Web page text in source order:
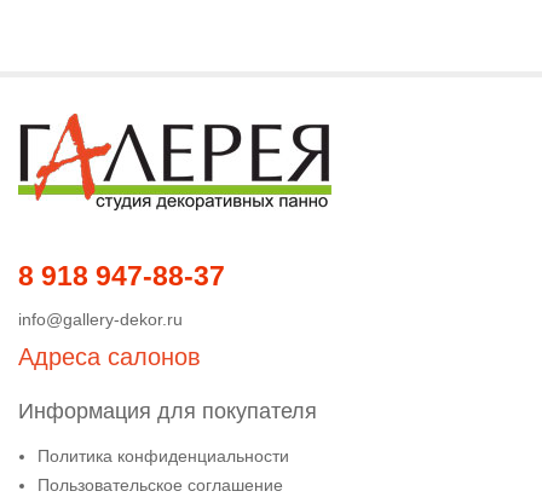
8 918 947-88-37
info@gallery-dekor.ru
Адреса салонов
Информация для покупателя
Политика конфиденциальности
Пользовательское соглашение